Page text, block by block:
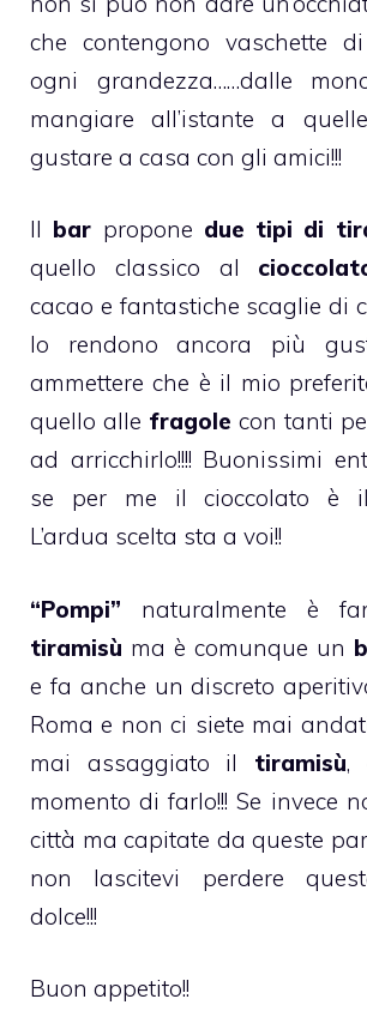
che contengono vaschette di
ogni grandezza……dalle
mangiare all’istante a
gustare a casa con gli amici!!!
Il bar propone due tipi di
quello classico al
cacao e fantastiche scaglie di
lo rendono ancora più
ammettere che è il mio
quello alle fragole con tanti
ad arricchirlo!!!! Buonissimi
se per me il cioccolato è il
L’ardua scelta sta a voi!!
“Pompi” naturalmente è
tiramisù ma è comunque un
e fa anche un discreto
Roma e non ci siete mai
mai assaggiato il tiramisù,
momento di farlo!!! Se invece
città ma capitate da queste
non lascitevi perdere
dolce!!!
Buon appetito!!